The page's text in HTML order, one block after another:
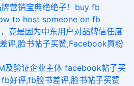
营销宝典绝绝子！buy fb
to host someone on fb
竟是因为中东用户对品牌信任度
评,脸书帖子买赞,Facebook買粉
及验证企业主体 facebook帖子买
好评,fb脸书差评,脸书帖子买赞